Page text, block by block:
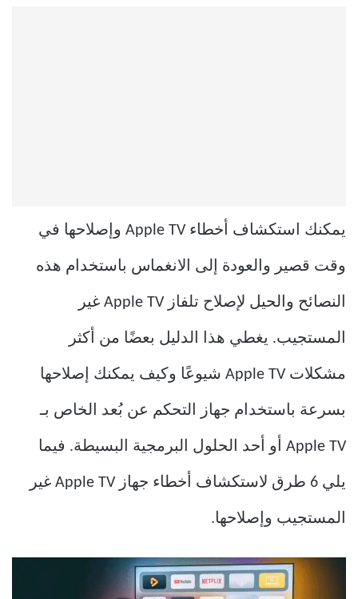
يمكنك استكشاف أخطاء Apple TV وإصلاحها في
وقت قصير والعودة إلى الانغماس باستخدام هذه
النصائح والحيل لإصلاح تلفاز Apple TV غير
المستجيب. يغطي هذا الدليل بعضًا من أكثر
مشكلات Apple TV شيوعًا وكيف يمكنك إصلاحها
بسرعة باستخدام جهاز التحكم عن بُعد الخاص بـ
Apple TV أو أحد الحلول البرمجية البسيطة. فيما
يلي 6 طرق لاستكشاف أخطاء جهاز Apple TV غير
المستجيب وإصلاحها.